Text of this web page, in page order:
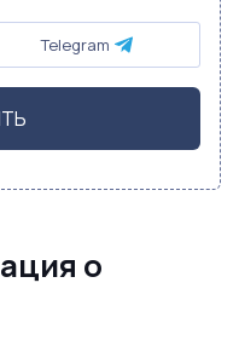
Telegram
о